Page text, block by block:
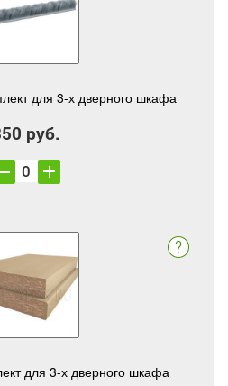
для 3-х дверного шкафа
руб.
для 3-х дверного шкафа